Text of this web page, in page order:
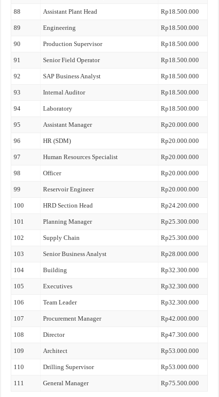
88 Assistant Plant Head Rp18.500.000
89 Engineering Rp18.500.000
90 Production Supervisor Rp18.500.000
91 Senior Field Operator Rp18.500.000
92 SAP Business Analyst Rp18.500.000
93 Internal Auditor Rp18.500.000
94 Laboratory Rp18.500.000
95 Assistant Manager Rp20.000.000
96 HR (SDM) Rp20.000.000
97 Human Resources Specialist Rp20.000.000
98 Officer Rp20.000.000
99 Reservoir Engineer Rp20.000.000
100 HRD Section Head Rp24.200.000
101 Planning Manager Rp25.300.000
102 Supply Chain Rp25.300.000
103 Senior Business Analyst Rp28.000.000
104 Building Rp32.300.000
105 Executives Rp32.300.000
106 Team Leader Rp32.300.000
107 Procurement Manager Rp42.000.000
108 Director Rp47.300.000
109 Architect Rp53.000.000
110 Drilling Supervisor Rp53.000.000
111 General Manager Rp75.500.000